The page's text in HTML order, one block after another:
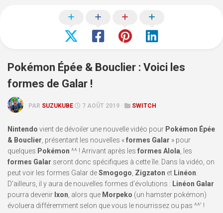
Pokémon Épée & Bouclier : Voici les
formes de Galar !
PAR SUZUKUBE 7 AOÛT 2019 · SWITCH
Nintendo vient de dévoiler une nouvelle vidéo pour Pokémon Épée
& Bouclier , présentant les nouvelles «formes Galar » pour
quelques Pokémon ^^ ! Arrivant après les formes Alola , les
formes Galar seront donc spécifiques à cette île. Dans la vidéo, on
peut voir les formes Galar deSmogogo Zigzaton et Linéon
D’ailleurs, il y aura de nouvelles formes d’évolutions : Linéon Galar
pourra devenir Ixon , alors que Morpeko (un hamster pokémon)
évoluera différemment selon que vous le nourrissez ou pas ^^’ !